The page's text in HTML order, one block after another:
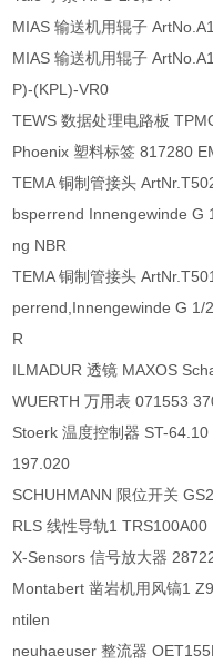
MIAS 输送机用辊子
MIAS 输送机用辊子
P)-(KPL)-VR0
TEWS 数据处理电路板
Phoenix 塑料标签 817280
TEMA 铜制管接头
bsperrend Innengewinde G
ng NBR
TEMA 铜制管接头
perrend,Innengewinde G 1/
R
ILMADUR 透镜 MAXOS
WUERTH 万用表 071553
Stoerk 温度控制器 ST-
197.020
SCHUHMANN 限位开关
RLS 线性导轨1 TRS100A00
X-Sensors 信号放大器
Montabert 凿岩机用风镐1
ntilen
neuhaeuser 整流器